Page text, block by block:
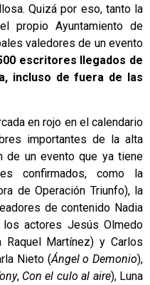
Quizá por eso, tanto la
propio Ayuntamiento de
valedores de un evento
escritores llegados de
incluso de fuera de las
en rojo en el calendario
importantes de la alta
de un evento que ya tiene
confirmados, como la
de Operación Triunfo), la
de contenido Nadia
actores Jesús Olmedo
Martínez) y Carlos
Nieto (Ángel o Demonio),
, Con el culo al aire), Luna